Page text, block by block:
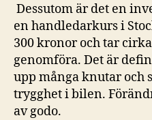
Dessutom är det en
en handledarkurs i
300 kronor och tar
genomföra. Det är
upp många knutar och
trygghet i bilen.
av godo.